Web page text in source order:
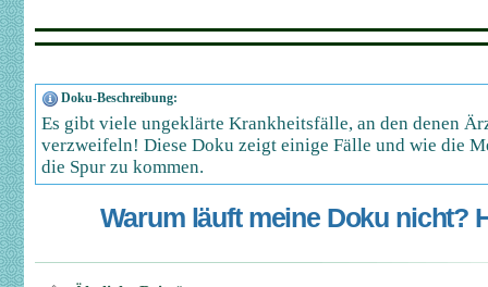
Doku-Beschreibung:
Es gibt viele ungeklärte Krankheitsfälle, an den denen
verzweifeln! Diese Doku zeigt einige Fälle und wie die
die Spur zu kommen.
Warum läuft meine Doku nicht?